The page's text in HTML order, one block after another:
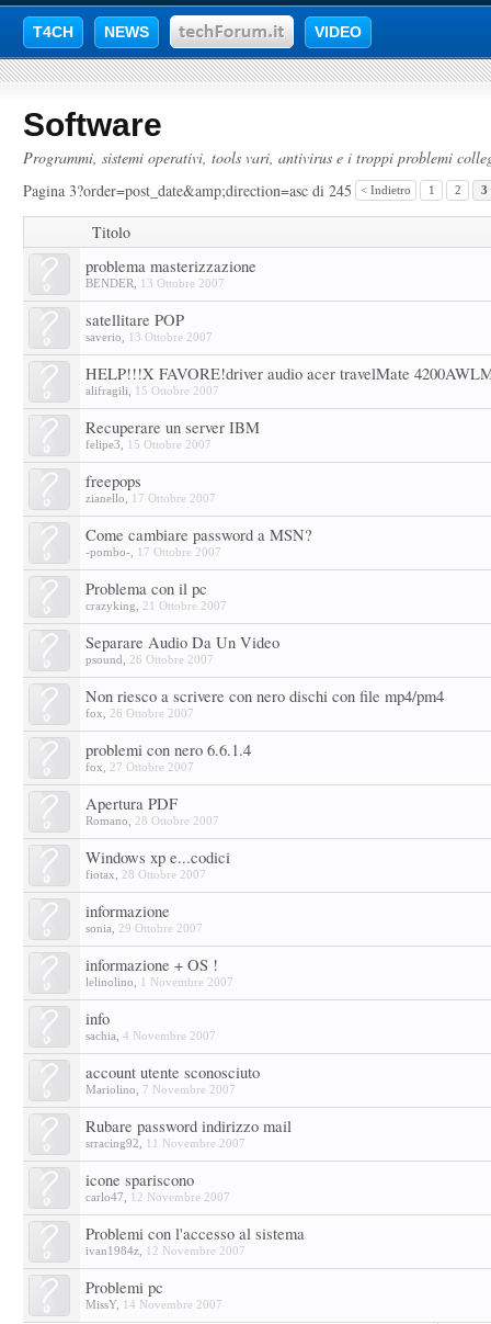
T4CH NEWS VIDEO
Software
Programmi, sistemi operativi, tools vari, antivirus e i troppi problemi
Pagina 3?order=post_date&amp;direction=asc di 245
< Indietro 1 2 3
Titolo
problema masterizzazione
BENDER 13 Ottobre 2007
satellitare POP
saverio 13 Ottobre 2007
HELP!!!X FAVORE!driver audio acer travelMate
alifragili 15 Ottobre 2007
Recuperare un server IBM
felipe3 15 Ottobre 2007
freepops
zianello 17 Ottobre 2007
Come cambiare password a MSN?
-pombo- 17 Ottobre 2007
Problema con il pc
crazyking 21 Ottobre 2007
Separare Audio Da Un Video
psound 26 Ottobre 2007
Non riesco a scrivere con nero dischi con file mp4/pm4
fox 26 Ottobre 2007
problemi con nero 6.6.1.4
fox 27 Ottobre 2007
Apertura PDF
Romano 28 Ottobre 2007
Windows xp e...codici
fiotax 28 Ottobre 2007
informazione
sonia 29 Ottobre 2007
informazione + OS !
lelinolino 1 Novembre 2007
info
sachia 4 Novembre 2007
account utente sconosciuto
Mariolino 7 Novembre 2007
Rubare password indirizzo mail
srracing92 11 Novembre 2007
icone spariscono
carlo47 12 Novembre 2007
Problemi con l'accesso al sistema
ivan1984z 12 Novembre 2007
Problemi pc
MissY, 14 Novembre 2007